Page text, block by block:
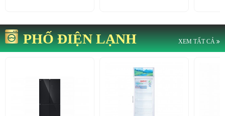
PHỐ ĐIỆN LẠNH XEM TẤT CẢ